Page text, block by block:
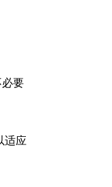
要
适应